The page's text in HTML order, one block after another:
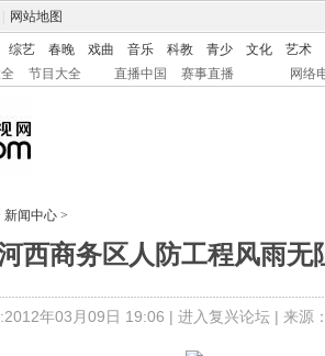
网站地图
综艺 春晚 戏曲 音乐 科教 青少 文化
艺术
节目大全 直播中国 赛事直播 网络
新闻中心 >
西商务区人防工程风雨无
年03月09日 19:06 | 进入复兴论坛| 来源